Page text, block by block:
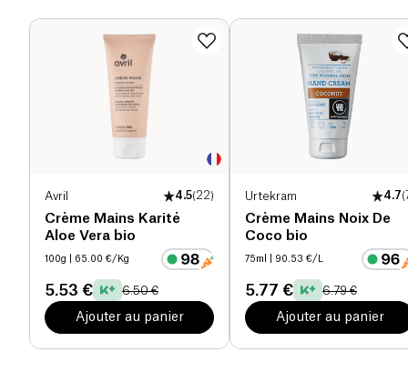
Avril 4.5(22)
Crème Mains Karité
Aloe Vera bio
100g | 65.00 €/Kg
5.53 € 6.50 €
Ajouter au panier
Urtekram 4.7(
Crème Mains Noix De
Coco bio
75ml | 90.53 €/L
5.77 € 6.79 €
Ajouter au panier